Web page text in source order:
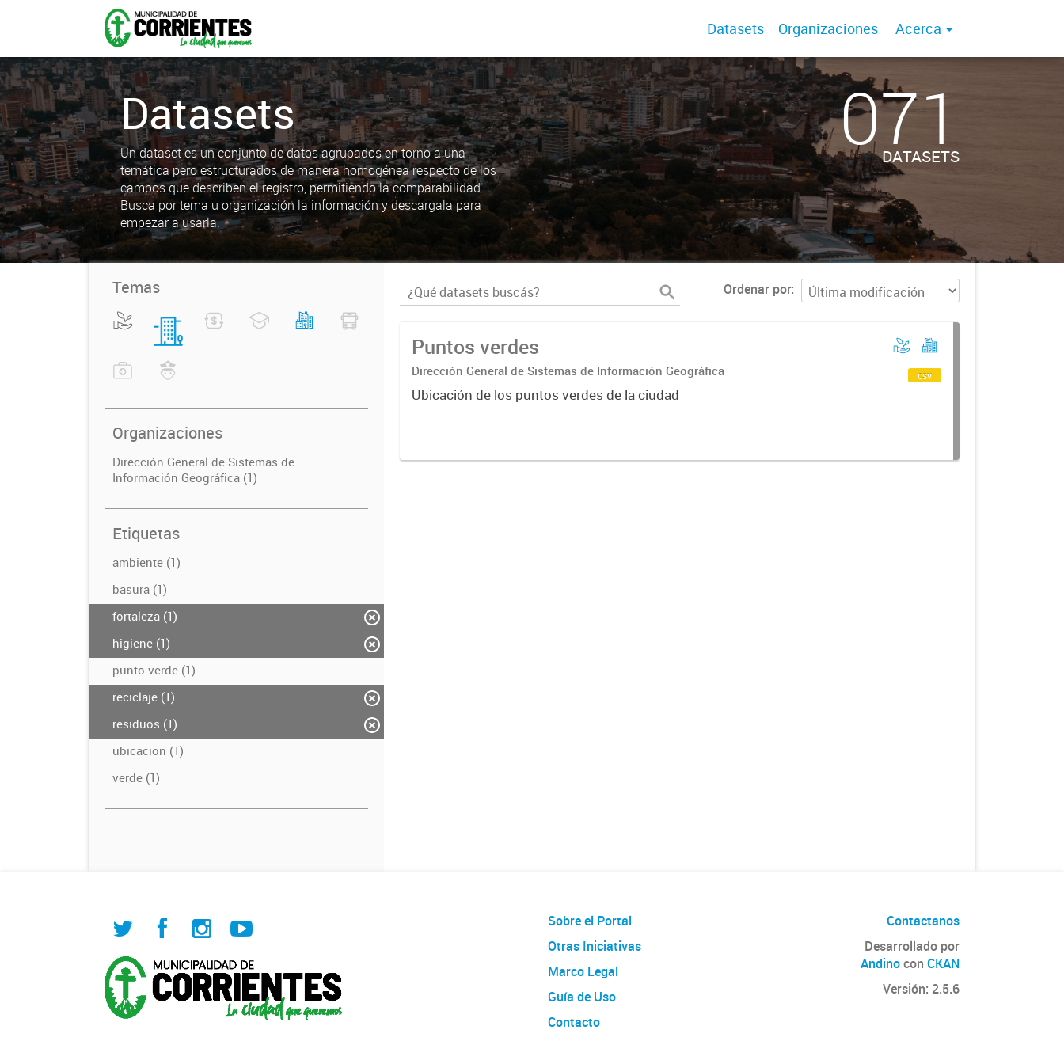
Datasets Organizaciones Acerca
Datasets
Un dataset es un conjunto de datos agrupados en torno a una
temática pero estructurados de manera homogénea respecto de los
campos que describen el registro, permitiendo la comparabilidad.
Busca por tema u organización la información y descargala para
empezar a usarla.
071
DATASETS
Temas
Organizaciones
Dirección General de Sistemas de
Información Geográfica (1)
Etiquetas
ambiente (1)
basura (1)
fortaleza (1)
higiene (1)
punto verde (1)
reciclaje (1)
residuos (1)
ubicacion (1)
verde (1)
Ordenar por
Puntos verdes
Dirección General de Sistemas de Información Geográfica
Ubicación de los puntos verdes de la ciudad
csv
Sobre el Portal
Otras Iniciativas
Marco Legal
Guía de Uso
Contacto
Contactanos
Desarrollado por
Andinocon CKAN
Versión: 2.5.6